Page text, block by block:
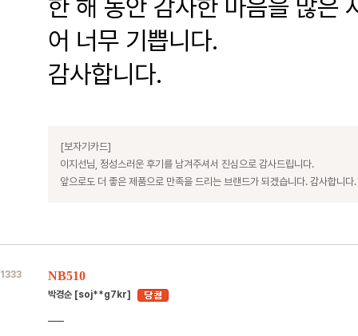
한 해 동안 감사한 마음을 많은
어 너무 기쁩니다.
감사합니다.
[보자기카드]
이지선님, 정성스러운 후기를 남겨주셔서 진심으로 감사드립니다.
앞으로도 더 좋은 제품으로 만족을 드리는 브랜드가 되겠습니다. 감사합니다.
1333 NB510
박경순 [soj**g7kr]